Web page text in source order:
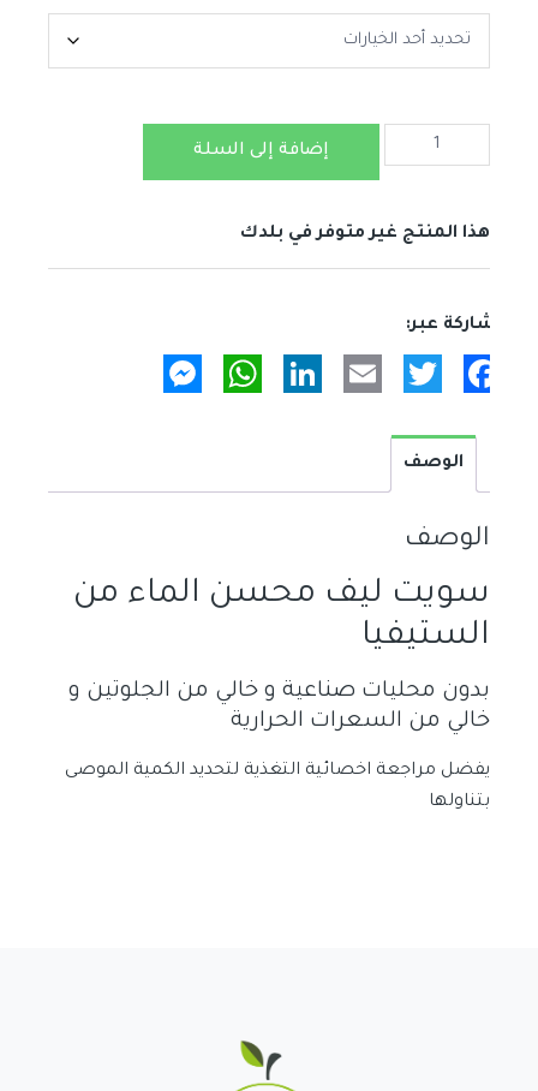
سويت
محسن
الماء
إضافة إلى السلة
هذا المنتج غير متوفر في بلدك
Facebook
Twitter
Email
LinkedIn
WhatsApp
الوصف
الوصف
سويت ليف محسن الماء من
الستيفيا
بدون محليات صناعية و خالي من الجلوتين و
خالي من السعرات الحرارية
يفضل مراجعة اخصائية التغذية لتحديد الكمية الموصى
بتناولها